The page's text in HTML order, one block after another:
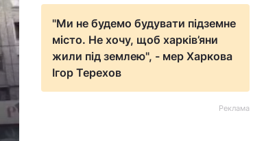
"Ми не будемо будувати підземне
місто. Не хочу, щоб харків’яни
жили під землею", - мер Харкова
Ігор Терехов
Реклама